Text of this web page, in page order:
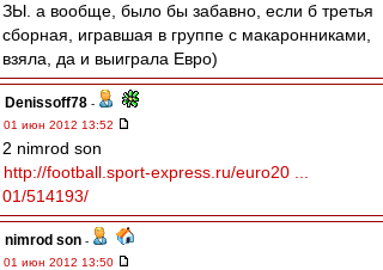
ЗЫ. а вообще, было бы забавно, если б третья
сборная, игравшая в группе с макаронниками,
взяла, да и выиграла Евро)
Denissoff78 -
01 июн 2012 13:52
2 nimrod son
http://football.sport-express.ru/euro20 ...
01/514193/
nimrod son -
01 июн 2012 13:50